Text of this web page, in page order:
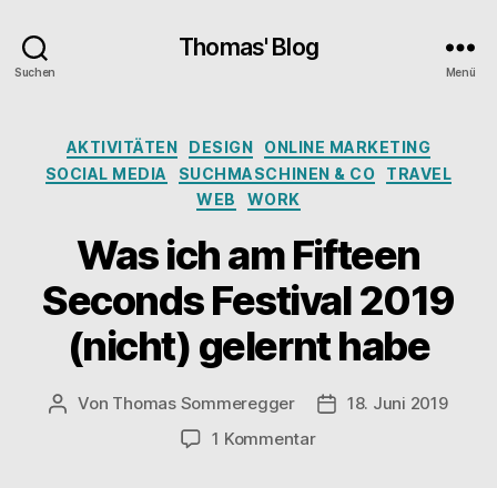
Suchen
Thomas' Blog
Menü
Kategorien
AKTIVITÄTEN DESIGN
ONLINE MARKETING
SOCIAL MEDIA
SUCHMASCHINEN & CO
TRAVEL
WEB
WORK
Was ich am Fifteen
Seconds Festival 2019
(nicht) gelernt habe
Beitragsautor
Von Thomas Sommeregger
18. Juni 2019
1 Kommentarzu